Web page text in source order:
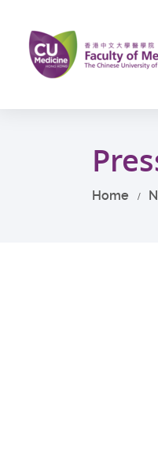
main
content
Home